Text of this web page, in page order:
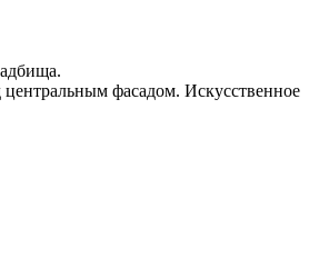
фасадом. Искусственное